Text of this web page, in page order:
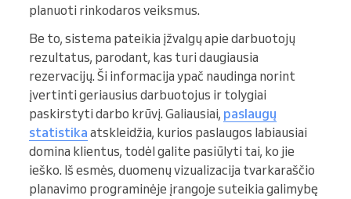
planuoti rinkodaros veiksmus.
Be to, sistema pateikia įžvalgų apie darbuotojų
rezultatus, parodant, kas turi daugiausia
rezervacijų. Ši informacija ypač naudinga norint
įvertinti geriausius darbuotojus ir tolygiai
paskirstyti darbo krūvį. Galiausiai, paslaugų
statistika atskleidžia, kurios paslaugos labiausiai
domina klientus, todėl galite pasiūlyti tai, ko jie
ieško. Iš esmės, duomenų vizualizacija tvarkaraščio
planavimo programinėje įrangoje suteikia galimybę